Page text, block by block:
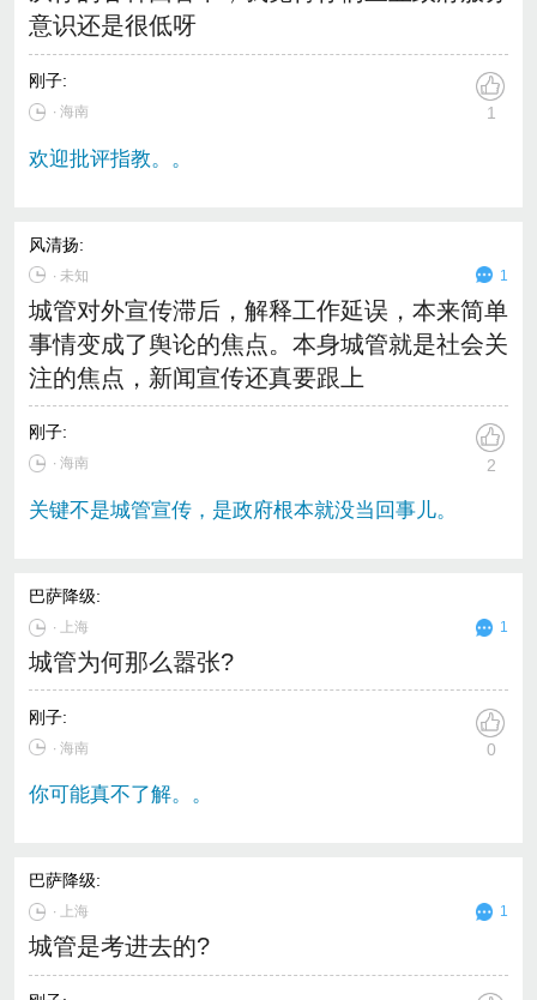
意识还是很低呀
刚子:
∙ 海南 1
欢迎批评指教。。
风清扬:
∙ 未知 1
城管对外宣传滞后，解释工作延误，本来简单
事情变成了舆论的焦点。本身城管就是社会关
注的焦点，新闻宣传还真要跟上
刚子:
∙ 海南 2
关键不是城管宣传，是政府根本就没当回事儿。
巴萨降级:
∙ 上海 1
城管为何那么嚣张?
刚子:
∙ 海南 0
你可能真不了解。。
巴萨降级:
∙ 上海 1
城管是考进去的?